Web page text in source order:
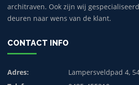
architraven. Ook zijn wij
deuren naar wens van de klant.
CONTACT INFO
Adres:
Lampersveldpad 4,